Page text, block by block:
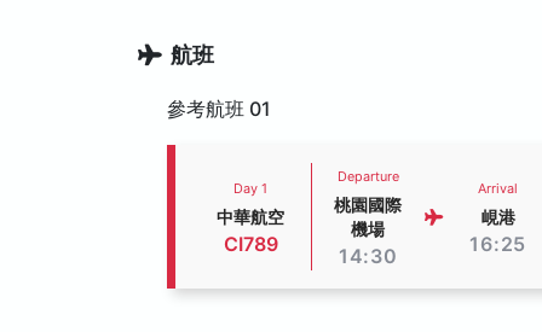
航班
參考航班 01
Day 1
中華航空
CI789
Departure
桃園國際
機場
14:30
Arrival
峴港
16:25